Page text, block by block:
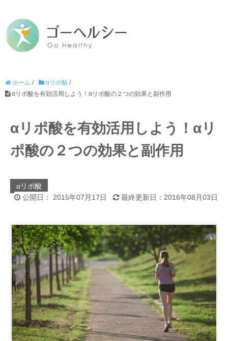
ホーム / αリポ酸 /
αリポ酸を有効活用しよう！αリポ酸の２つの効果と副作用
αリポ酸を有効活用しよう！αリ
ポ酸の２つの効果と副作用
αリポ酸
公開日： 2015年07月17日
最終更新日：2016年08月03日